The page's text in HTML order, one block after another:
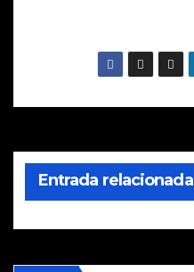
Entrada relacionada